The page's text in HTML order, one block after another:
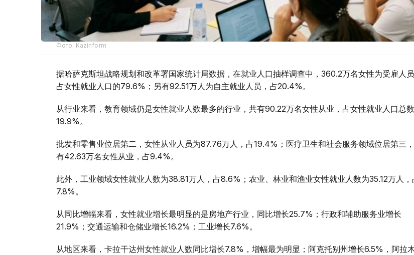
Фото: Kazinform
据哈萨克斯坦战略规划和改革署国家统计局数据，在就业人口抽样调查中，360.2万名女性为受雇人员
占女性就业人口的79.6%；另有92.51万人为自主就业人员，占20.4%。
从行业来看，教育领域仍是女性就业人数最多的行业，共有90.22万名女性从业，占女性就业人口总
19.9%。
批发和零售业位居第二，女性从业人员为87.76万人，占19.4%；医疗卫生和社会服务领域位居第三
有42.63万名女性从业，占9.4%。
此外，工业领域女性就业人数为38.81万人，占8.6%；农业、林业和渔业女性就业人数为35.12万人，
7.8%。
从同比增幅来看，女性就业增长最明显的是房地产行业，同比增长25.7%；行政和辅助服务业增长
21.9%；交通运输和仓储业增长16.2%；工业增长7.6%。
从地区来看，卡拉干达州女性就业人数同比增长7.8%，增幅最为明显；阿克托别州增长6.5%，阿拉